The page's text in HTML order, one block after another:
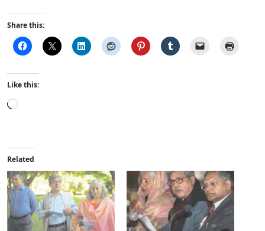
Share this:
Like this:
L
d
i
n
g
Related